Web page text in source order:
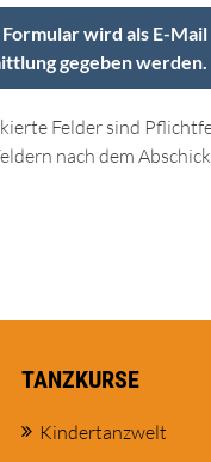
Formular wird als E-
gegeben
Felder sind
nach dem
TANZKURSE
Kindertanzwelt